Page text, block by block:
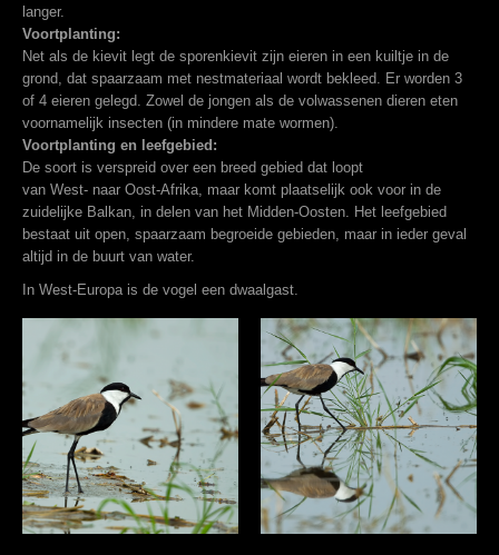
langer.
Voortplanting:
Net als de kievit legt de sporenkievit zijn eieren in een kuiltje in de
grond, dat spaarzaam met nestmateriaal wordt bekleed. Er worden 3
of 4 eieren gelegd. Zowel de jongen als de volwassenen dieren eten
voornamelijk insecten (in mindere mate wormen).
Voortplanting en leefgebied:
De soort is verspreid over een breed gebied dat loopt
van West- naar Oost-Afrika , maar komt plaatselijk ook voor in de
zuidelijke Balkan , in delen van het Midden-Oosten . Het leefgebied
bestaat uit open, spaarzaam begroeide gebieden, maar in ieder geval
altijd in de buurt van water.
In West-Europa is de vogel een dwaalgast